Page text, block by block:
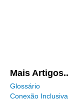
Balcão
Aplicativos
Mais
Glossário
Conexão Inclusiva